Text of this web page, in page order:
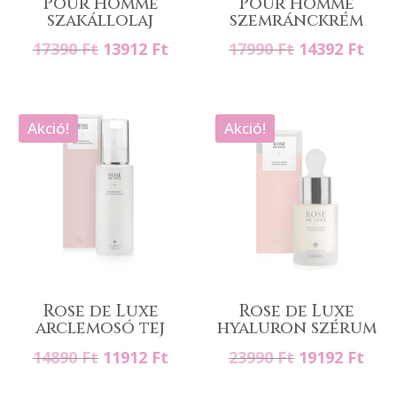
szakállolaj
17390Ft Original
17390 Ft.
13912 FtCurrent
13912 Ft.
szemránckrém
17990Ft Original
14392 Ft
Akció!
Rose de Luxe
arclemosó tej
14890Ft Original
11912 FtCurrent
Akció!
Rose de Luxe
hyaluron szérum
23990Ft Original
19192 Ft